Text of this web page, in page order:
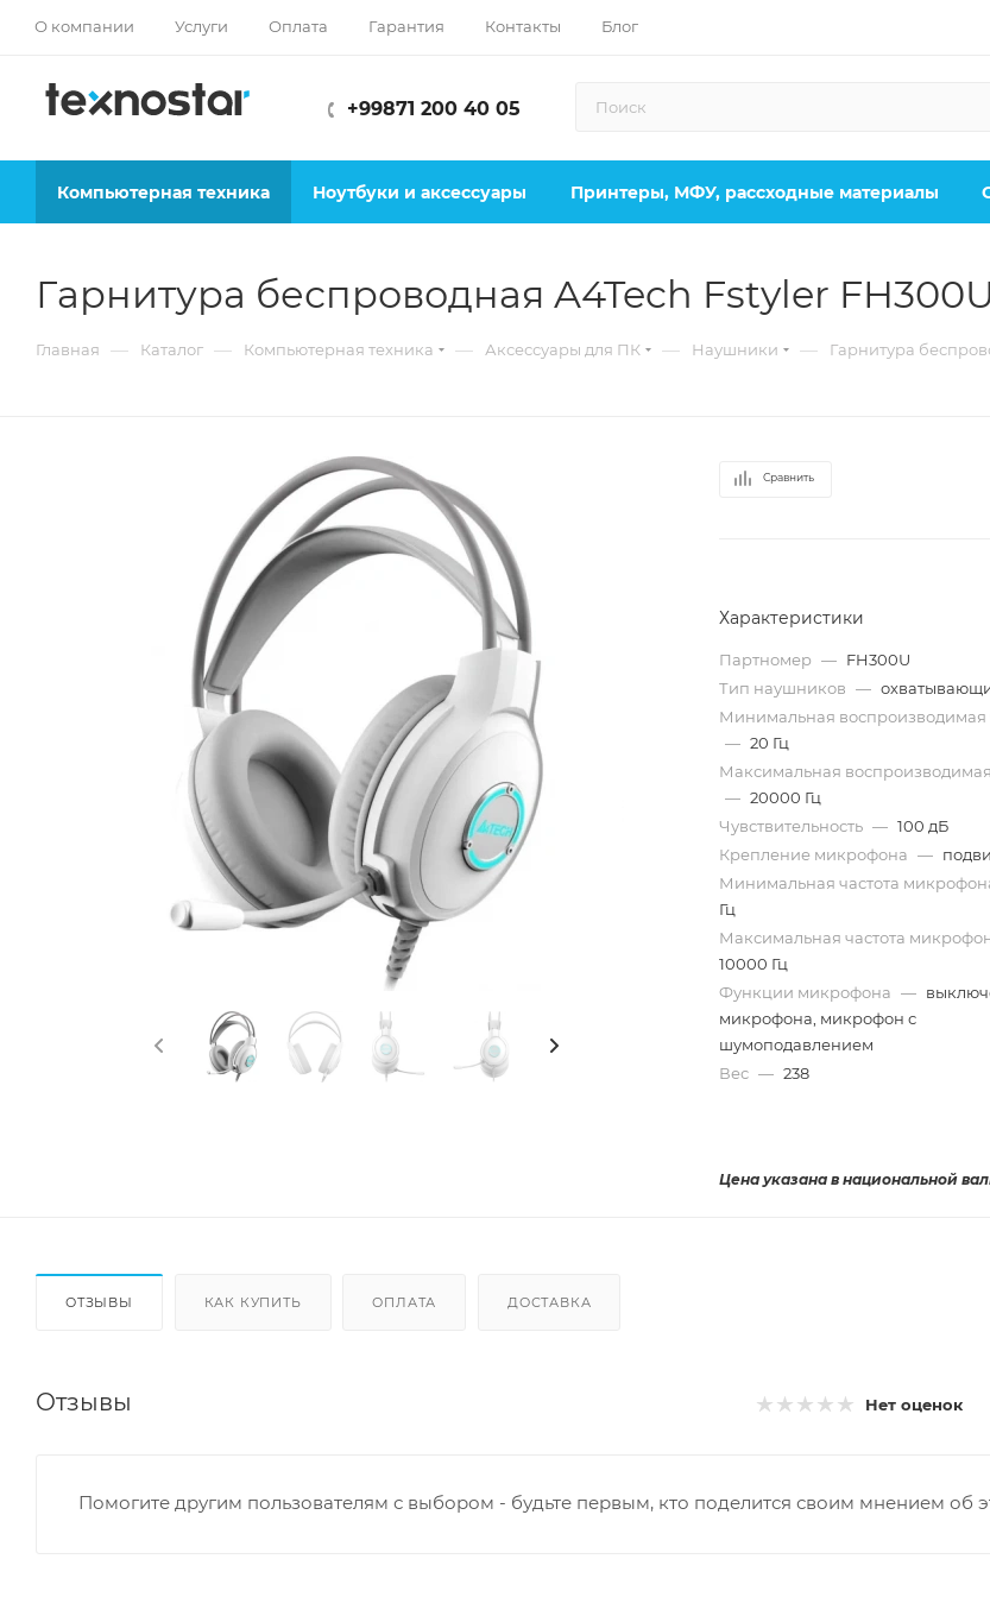
О компании Услуги Оплата Гарантия Контакты Блог
+99871 200 40 05
Компьютерная техника Ноутбуки и аксессуары Принтеры, МФУ, рассходные материалы
Гарнитура беспроводная A4Tech Fstyler
Главная — Каталог — Компьютерная техника — Аксессуары для ПК — Наушники — Гарнитура
Сравнить
Характеристики
Партномер — FH300U
Тип наушников —
Минимальная воспроизводимая
— 20 Гц
Максимальная воспроизводимая
— 20000 Гц
Чувствительность — 100 дБ
Крепление микрофона —
Минимальная частота
Гц
Максимальная частота
10000 Гц
Функции микрофона —
микрофона, микрофон с
шумоподавлением
Вес — 238
Цена указана в национальной
ОТЗЫВЫ КАК КУПИТЬ ОПЛАТА ДОСТАВКА
Отзывы Нет оценок
Помогите другим пользователям с выбором - будьте первым, кто поделится своим мнением об